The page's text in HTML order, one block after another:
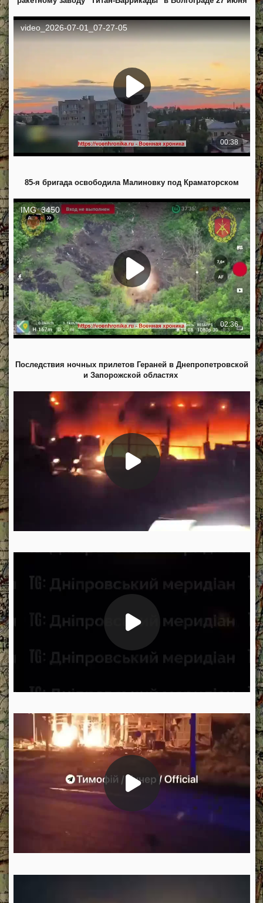
85-я бригада освободила Малиновку под Краматорском
Последствия ночных прилетов Гераней в Днепропетровской
и Запорожской областях